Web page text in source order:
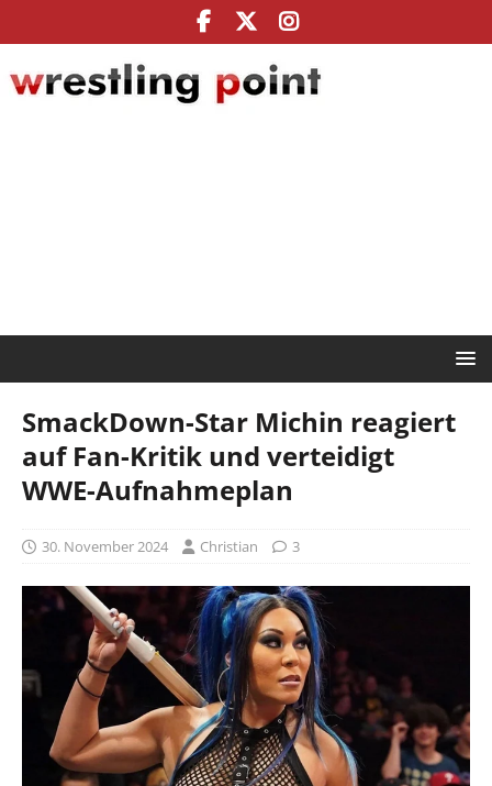
SmackDown-Star Michin reagiert
auf Fan-Kritik und verteidigt
WWE-Aufnahmeplan
30. November 2024 Christian 3